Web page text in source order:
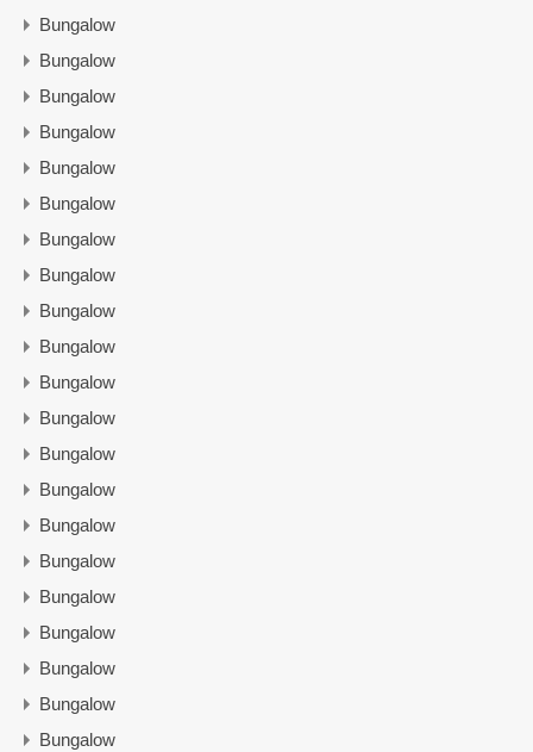
Bungalow
Bungalow
Bungalow
Bungalow
Bungalow
Bungalow
Bungalow
Bungalow
Bungalow
Bungalow
Bungalow
Bungalow
Bungalow
Bungalow
Bungalow
Bungalow
Bungalow
Bungalow
Bungalow
Bungalow
Bungalow